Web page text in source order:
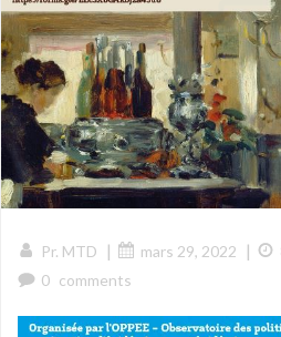
Pr. MTD | mars 29, 2022 |
0 comments